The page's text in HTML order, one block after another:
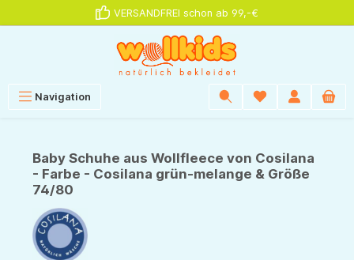
VERSANDFREI schon ab 99,-€
Navigation
Baby Schuhe aus Wollfleece von Cosilana
- Farbe - Cosilana grün-melange & Größe
74/80